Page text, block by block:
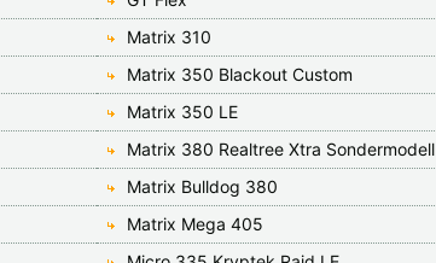
Matrix 310
Matrix 350 Blackout Custom
Matrix 350 LE
Matrix 380 Realtree Xtra Sondermodell
Matrix Bulldog 380
Matrix Mega 405